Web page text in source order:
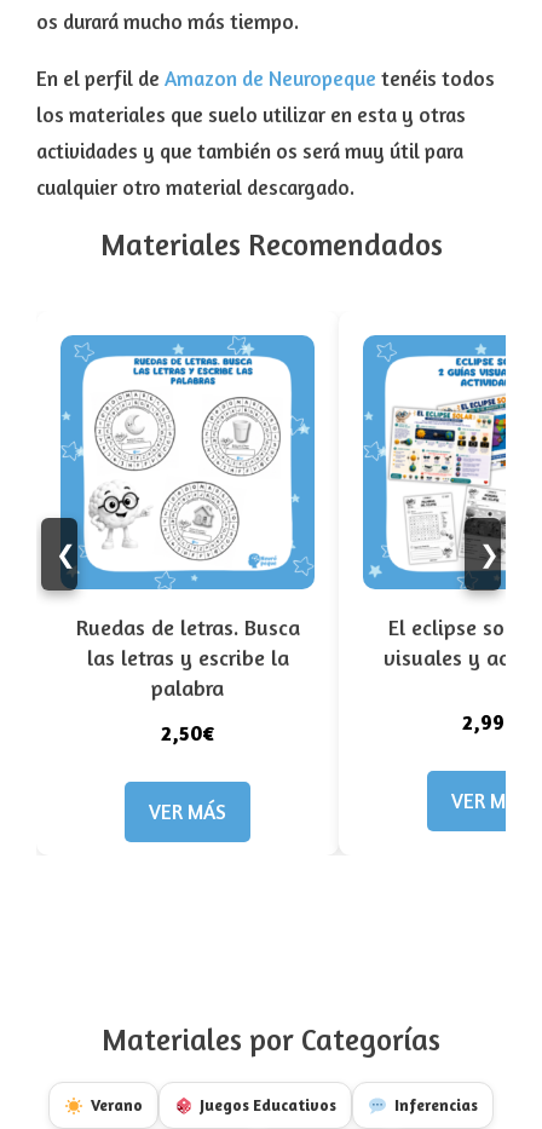
os durará mucho más tiempo.
En el perfil de Amazon de Neuropeque tenéis todos
los materiales que suelo utilizar en esta y otras
actividades y que también os será muy útil para
cualquier otro material descargado.
Materiales Recomendados
❮
Ruedas de letras. Busca
las letras y escribe la
palabra
2,50€
VER MÁS
El eclipse solar.
visuales y
2,99€
VER MÁS
❯
Materiales por Categorías
Verano Juegos Educativos Inferencias